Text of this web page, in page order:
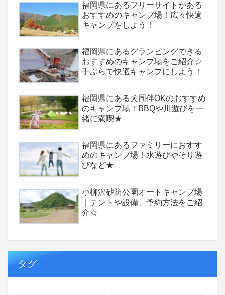
福岡県にあるフリーサイトがある
おすすめのキャンプ場！広々快適
キャンプをしよう！
福岡県にあるグランピングできる
おすすめのキャンプ場をご紹介☆
手ぶらで快適キャンプにしよう！
福岡県にある犬同伴OKのおすすめ
のキャンプ場！BBQや川遊びを一
緒に満喫★
福岡県にあるファミリーにおすす
めのキャンプ場！水遊びやそり遊
びなど★
小柳沢砂防公園オートキャンプ場
｜テントや設備、予約方法をご紹
介☆
タグ